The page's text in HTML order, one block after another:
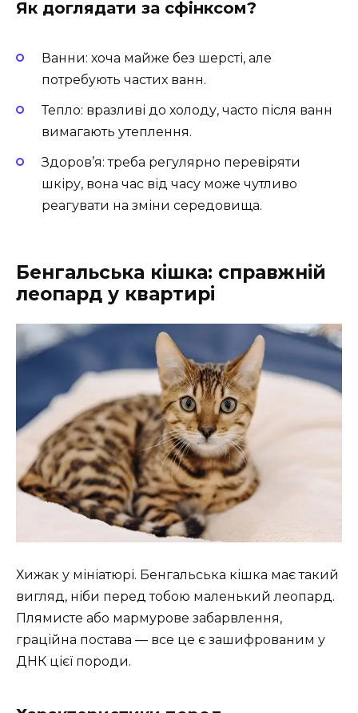
Як доглядати за сфінксом?
Ванни: хоча майже без шерсті, але
потребують частих ванн.
Тепло: вразливі до холоду, часто після ванн
вимагають утеплення.
Здоров’я: треба регулярно перевіряти
шкіру, вона час від часу може чутливо
реагувати на зміни середовища.
Бенгальська кішка: справжній
леопард у квартирі
Хижак у мініатюрі. Бенгальська кішка має такий
вигляд, ніби перед тобою маленький леопард.
Плямисте або мармурове забарвлення,
граційна постава — все це є зашифрованим у
ДНК цієї породи.